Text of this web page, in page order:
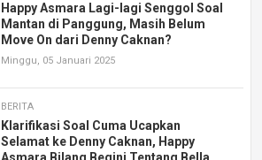
Happy Asmara Lagi-lagi Senggol Soal
Mantan di Panggung, Masih Belum
Move On dari Denny Caknan?
Minggu, 05 Januari 2025
BERITA
Klarifikasi Soal Cuma Ucapkan
Selamat ke Denny Caknan, Happy